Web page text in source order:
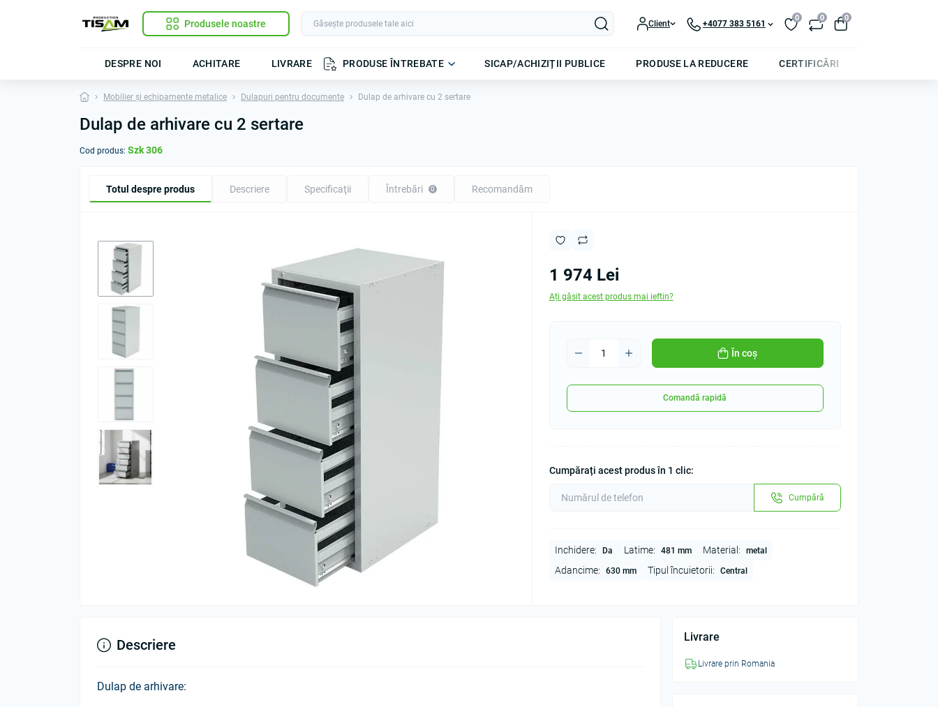
Produsele noastre Client +4077 383 5161
0 0 0
DESPRE NOI ACHITARE LIVRARE PRODUSE ÎNTREBATE SICAP/ACHIZIȚII PUBLICE PRODUSE LA REDUCERE CERTIFICĂRI
Mobilier și echipamente metalice Dulapuri pentru documente Dulap de arhivare cu 2 sertare
Dulap de arhivare cu 2 sertare
Cod produs: Szk 306
Totul despre produs Descriere Specificaţii Întrebări 0 Recomandăm
1 974 Lei
Ați găsit acest produs mai ieftin?
În coș
Comandă rapidă
Cumpărați acest produs în 1 clic:
Cumpără
Inchidere: Dа Latime: 481 mm Material: metal
Adancime: 630 mm Tipul încuietorii: Central
Livrare
Livrare prin Romania
Descriere
Dulap de arhivare: